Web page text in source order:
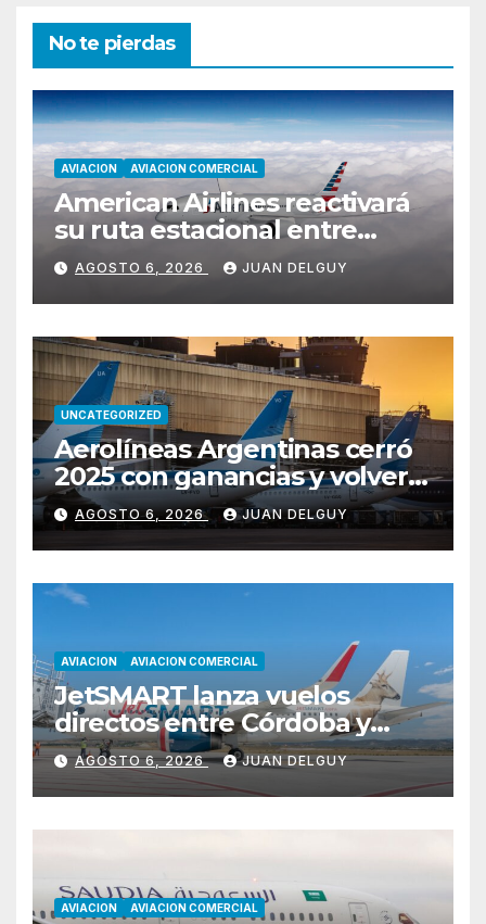
No te pierdas
AVIACION AVIACION COMERCIAL
American Airlines reactivará
su ruta estacional entre
Miami y Montevideo con
vuelos diarios
AGOSTO 6, 2026 JUAN DELGUY
UNCATEGORIZED
Aerolíneas Argentinas cerró
2025 con ganancias y volverá
a pagar impuesto a las
ganancias
AGOSTO 6, 2026 JUAN DELGUY
AVIACION AVIACION COMERCIAL
JetSMART lanza vuelos
directos entre Córdoba y
Florianópolis
AGOSTO 6, 2026 JUAN DELGUY
AVIACION AVIACION COMERCIAL